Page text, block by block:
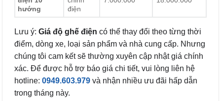
hướng
điện
Lưu ý: Giá độ ghế điện có thể thay đổi theo từng thời
điểm, dòng xe, loại sản phẩm và nhà cung cấp. Nhưng
chúng tôi cam kết sẽ thường xuyên cập nhật giá chính
xác. Để được hỗ trợ báo giá chi tiết, vui lòng liên hệ
hotline: 0949.603.979 và nhận nhiều ưu đãi hấp dẫn
trong tháng này.